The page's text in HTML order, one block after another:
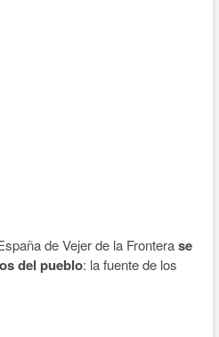
de Vejer de la Fronterase
del pueblo: la fuente de los